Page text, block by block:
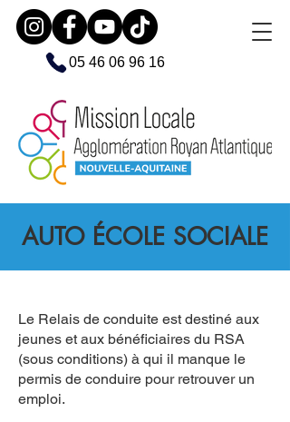
05 46 06 96 16
AUTO ÉCOLE SOCIALE
Le Relais de conduite est destiné aux
jeunes et aux bénéficiaires du RSA
(sous conditions) à qui il manque le
permis de conduire pour retrouver un
emploi.